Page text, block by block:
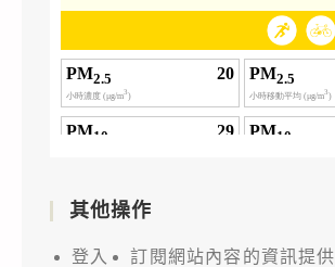
其他操作
登入
訂閱網站內容的資訊提供